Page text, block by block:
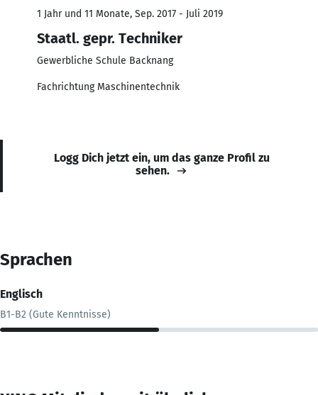
1 Jahr und 11 Monate, Sep. 2017 - Juli 2019
Staatl. gepr. Techniker
Gewerbliche Schule Backnang
Fachrichtung Maschinentechnik
Logg Dich jetzt ein, um das ganze Profil zu
sehen.
Sprachen
Englisch
B1-B2 (Gute Kenntnisse)